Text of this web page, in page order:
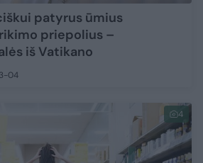
patyrus ūmius
priepolius –
iš Vatikano
04
4